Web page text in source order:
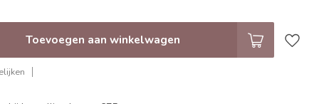
Toevoegen aan winkelwagen